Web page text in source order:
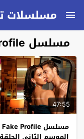
مسلسلات
مسلسل Fake Profile فاصل اعلاني
47:55
مسلسل Fake Profile